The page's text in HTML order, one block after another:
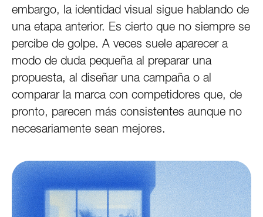
embargo, la identidad visual sigue hablando de
una etapa anterior. Es cierto que no siempre se
percibe de golpe. A veces suele aparecer a
modo de duda pequeña al preparar una
propuesta, al diseñar una campaña o al
comparar la marca con competidores que, de
pronto, parecen más consistentes aunque no
necesariamente sean mejores.